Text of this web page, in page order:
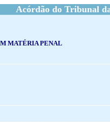
Acórdão do Tribunal
MATÉRIA PENAL